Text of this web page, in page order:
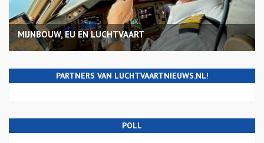
MIJNBOUW, EU EN LUCHTVAART
PARTNERS VAN LUCHTVAARTNIEUWS.NL!
POLL